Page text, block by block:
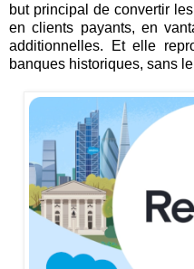
but principal de convertir
en clients payants, en
additionnelles. Et elle
banques historiques, sans